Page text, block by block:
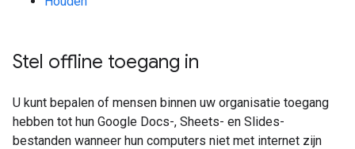
Stel offline toegang in
U kunt bepalen of mensen binnen uw organisatie toegang
hebben tot hun Google Docs-, Sheets- en Slides-
bestanden wanneer hun computers niet met internet zijn